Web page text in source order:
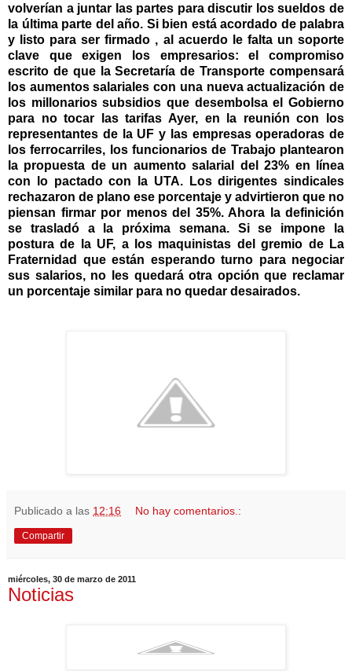
volverían a juntar las partes para discutir los sueldos de
la última parte del año. Si bien está acordado de palabra
y listo para ser firmado , al acuerdo le falta un soporte
clave que exigen los empresarios: el compromiso
escrito de que la Secretaría de Transporte compensará
los aumentos salariales con una nueva actualización de
los millonarios subsidios que desembolsa el Gobierno
para no tocar las tarifas Ayer, en la reunión con los
representantes de la UF y las empresas operadoras de
los ferrocarriles, los funcionarios de Trabajo plantearon
la propuesta de un aumento salarial del 23% en línea
con lo pactado con la UTA. Los dirigentes sindicales
rechazaron de plano ese porcentaje y advirtieron que no
piensan firmar por menos del 35%. Ahora la definición
se trasladó a la próxima semana. Si se impone la
postura de la UF, a los maquinistas del gremio de La
Fraternidad que están esperando turno para negociar
sus salarios, no les quedará otra opción que reclamar
un porcentaje similar para no quedar desairados.
Publicado a las 12:16 No hay comentarios.:
Compartir
miércoles, 30 de marzo de 2011
Noticias